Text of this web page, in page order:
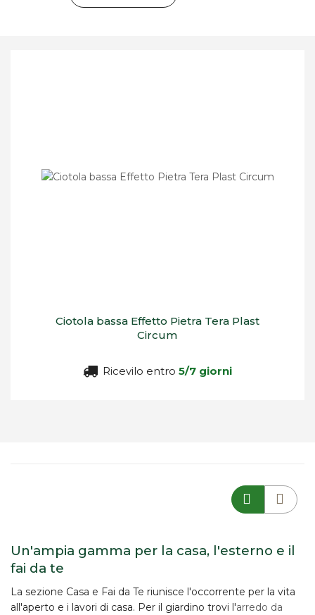
Ciotola bassa Effetto Pietra Tera Plast
Circum
Ricevilo entro 5/7 giorni
Un'ampia gamma per la casa, l'esterno e il
fai da te
La sezione Casa e Fai da Te riunisce l'occorrente per la vita
all'aperto e i lavori di casa. Per il giardino trovi l'arredo da